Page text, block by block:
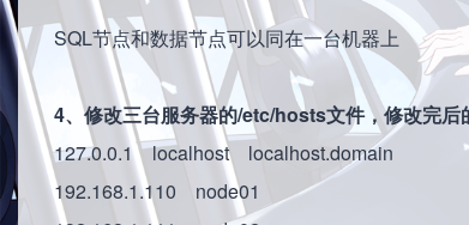
SQL节点和数据节点可以同在一台机器上
4、修改三台服务器的/etc/hosts文件，修改完后
127.0.0.1 localhost localhost.domain
192.168.1.110 node01